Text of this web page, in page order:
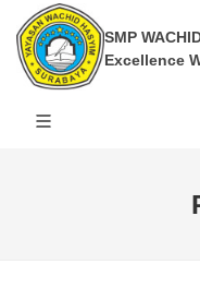
SMP
Excellence